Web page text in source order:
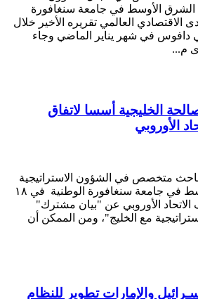
الشرق الأوسط في جامعة سنغافورة
الاقتصادي العالمي تقريره الأخير خلال
دافوس في شهر يناير الماضي وجاء
م...
الخليجية أسسا لاتفاق
الأوروبي
متخصص في الشؤون الاستراتيجية
لمعهد الشرق الأوسط في جامعة سنغافورة الوطنية في ١٨
كشف الاتحاد الأوروبي عن "بيان مشترك"
مع الخليج"، ومن الممكن أن
والإمارات تطوير للنظام